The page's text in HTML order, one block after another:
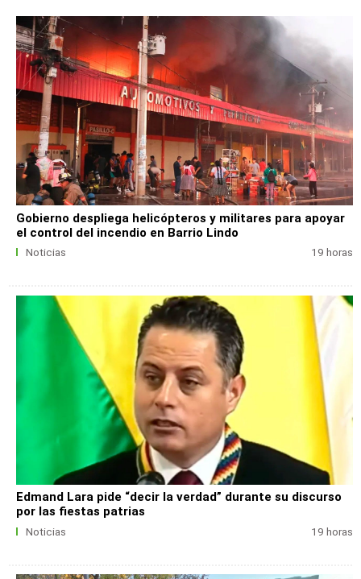
Gobierno despliega helicópteros y militares para apoyar
el control del incendio en Barrio Lindo
Noticias 19 horas
Edmand Lara pide “decir la verdad” durante su discurso
por las fiestas patrias
Noticias 19 horas